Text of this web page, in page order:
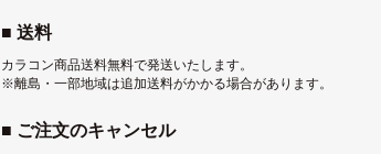
■ 送料
カラコン商品送料無料で発送いたします。
※離島・一部地域は追加送料がかかる場合があります。
■ ご注文のキャンセル